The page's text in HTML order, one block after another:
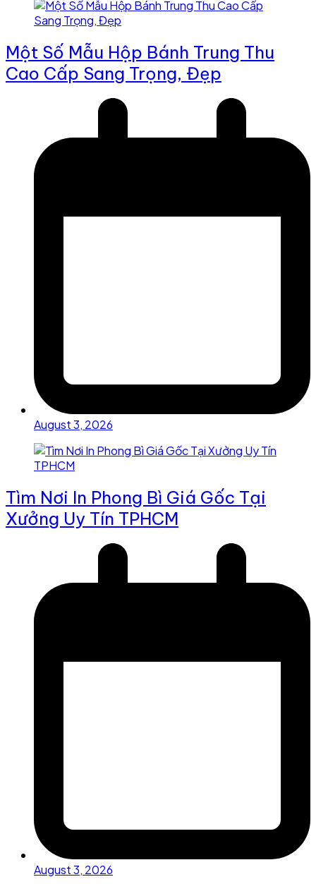
Một Số Mẫu Hộp Bánh Trung Thu
Cao Cấp Sang Trọng, Đẹp
August 3, 2026
Tìm Nơi In Phong Bì Giá Gốc Tại
Xưởng Uy Tín TPHCM
August 3, 2026